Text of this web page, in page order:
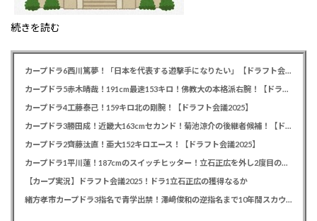
続きを読む
カープドラ6西川篤夢！「日本を代表する遊撃手になりたい」【ドラフト会議2025】
カープドラ5赤木晴哉！191cm最速153キロ！佛教大の本格派右腕！【ドラフト会議2025】
カープドラ4工藤泰己！159キロ北の剛腕！【ドラフト会議2025】
カープドラ3勝田成！近畿大163cmセカンド！菊池涼介の後継者候補！【ドラフト会議2025】
カープドラ2齊藤汰直！亜大152キロエース！【ドラフト会議2025】
カープドラ1平川蓮！187cmのスイッチヒッター！立石正広を外し2度目の重複も新井監督がクジを引き当てる！【ドラフト会議2025】
【カープ実況】ドラフト会議2025！ドラ1立石正広の獲得なるか
緒方孝市カープドラ3指名で青学出禁！澤﨑俊和の逆指名まで10年間スカウト出禁